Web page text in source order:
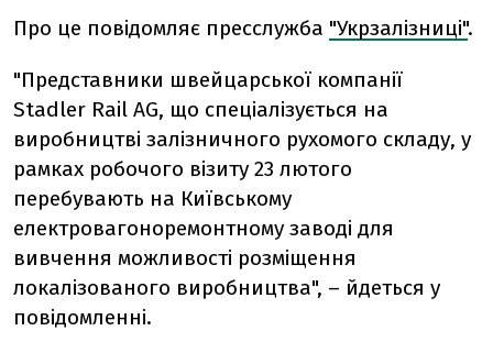
Про це повідомляє пресслужба "Укрзалізниці".
"Представники швейцарської компанії
Stadler Rail AG, що спеціалізується на
виробництві залізничного рухомого складу, у
рамках робочого візиту 23 лютого
перебувають на Київському
електровагоноремонтному заводі для
вивчення можливості розміщення
локалізованого виробництва", – йдеться у
повідомленні.